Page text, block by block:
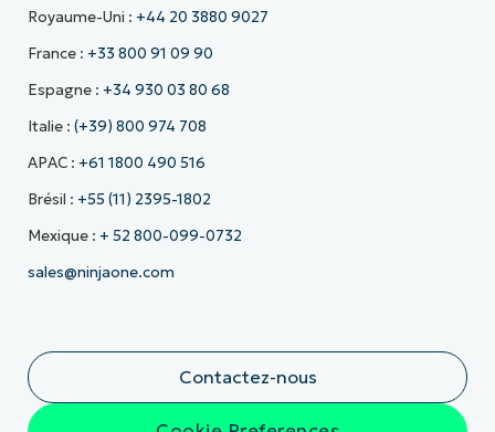
Royaume-Uni : +44 20 3880 9027
France : +33 800 91 09 90
Espagne : +34 930 03 80 68
Italie : (+39) 800 974 708
APAC : +61 1800 490 516
Brésil : +55 (11) 2395-1802
Mexique : + 52 800-099-0732
sales@ninjaone.com
Contactez-nous